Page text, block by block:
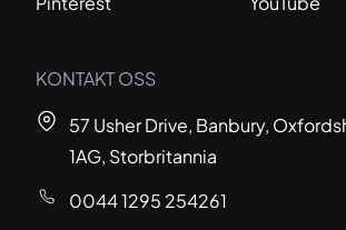
KONTAKT OSS
57 Usher Drive, Banbury,
1AG, Storbritannia
0044 1295 254261